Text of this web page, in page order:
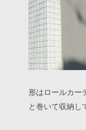
形はロールカー
と巻いて収納し